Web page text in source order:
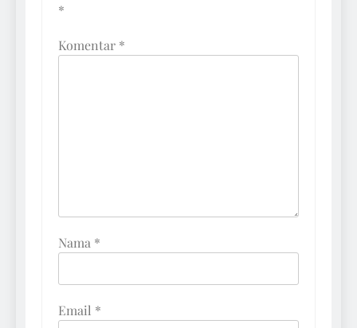
*
Komentar *
Nama *
Email *